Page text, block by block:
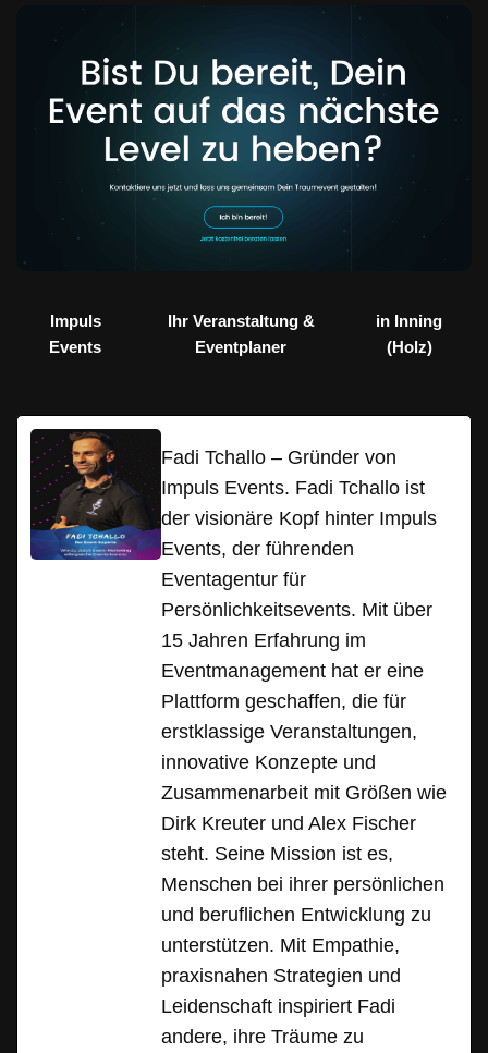
Impuls
Events
Ihr Veranstaltung &
Eventplaner
in Inning
(Holz)
Fadi Tchallo – Gründer von
Impuls Events. Fadi Tchallo ist
der visionäre Kopf hinter Impuls
Events, der führenden
Eventagentur für
Persönlichkeitsevents. Mit über
15 Jahren Erfahrung im
Eventmanagement hat er eine
Plattform geschaffen, die für
erstklassige Veranstaltungen,
innovative Konzepte und
Zusammenarbeit mit Größen wie
Dirk Kreuter und Alex Fischer
steht. Seine Mission ist es,
Menschen bei ihrer persönlichen
und beruflichen Entwicklung zu
unterstützen. Mit Empathie,
praxisnahen Strategien und
Leidenschaft inspiriert Fadi
andere, ihre Träume zu